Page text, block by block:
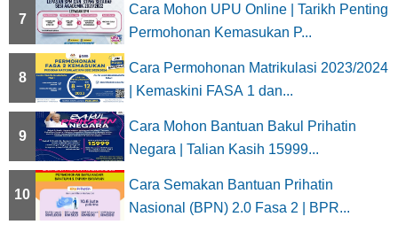
7
Cara Mohon UPU Online | Tarikh Penting
Permohonan Kemasukan P...
8
Cara Permohonan Matrikulasi 2023/2024
| Kemaskini FASA 1 dan...
9
Cara Mohon Bantuan Bakul Prihatin
Negara | Talian Kasih 15999...
10
Cara Semakan Bantuan Prihatin
Nasional (BPN) 2.0 Fasa 2 | BPR...